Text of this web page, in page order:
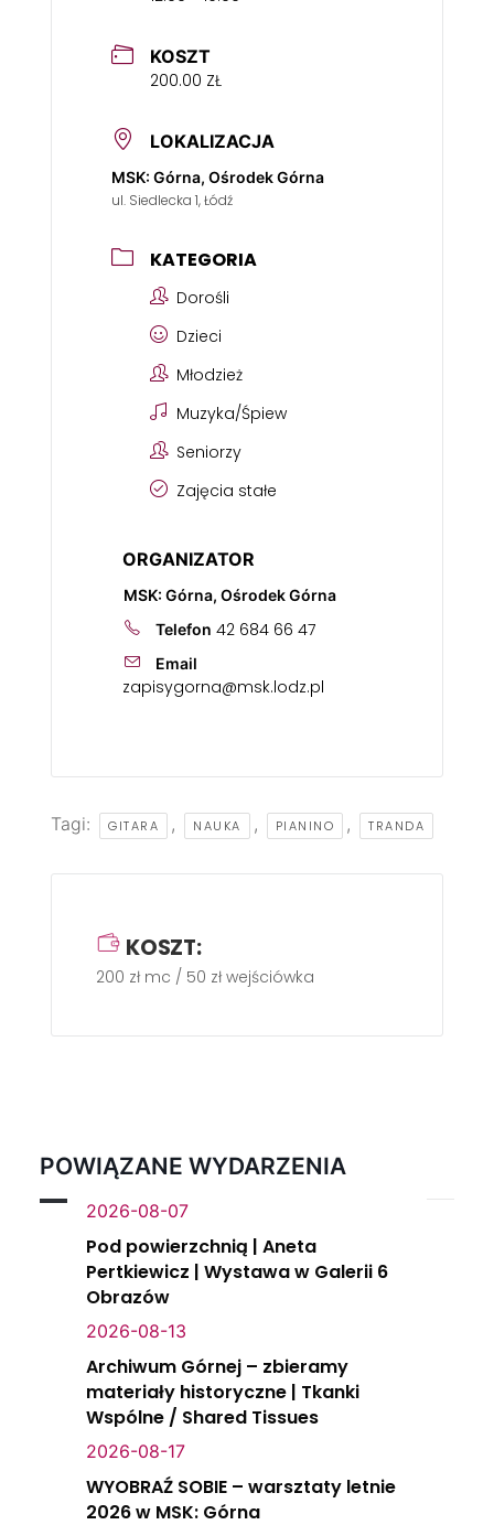
KOSZT
200.00 ZŁ
LOKALIZACJA
MSK: Górna, Ośrodek Górna
ul. Siedlecka 1, Łódź
KATEGORIA
Dorośli
Dzieci
Młodzież
Muzyka/Śpiew
Seniorzy
Zajęcia stałe
ORGANIZATOR
MSK: Górna, Ośrodek Górna
Telefon 42 684 66 47
Email
zapisygorna@msk.lodz.pl
Tagi: GITARA , NAUKA , PIANINO , TRANDA
KOSZT:
200 zł mc / 50 zł wejściówka
POWIĄZANE WYDARZENIA
2026-08-07
Pod powierzchnią | Aneta
Pertkiewicz | Wystawa w Galerii 6
Obrazów
2026-08-13
Archiwum Górnej – zbieramy
materiały historyczne | Tkanki
Wspólne / Shared Tissues
2026-08-17
WYOBRAŹ SOBIE – warsztaty letnie
2026 w MSK: Górna